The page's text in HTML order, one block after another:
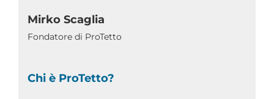
Mirko Scaglia
Fondatore di ProTetto
Chi è ProTetto?